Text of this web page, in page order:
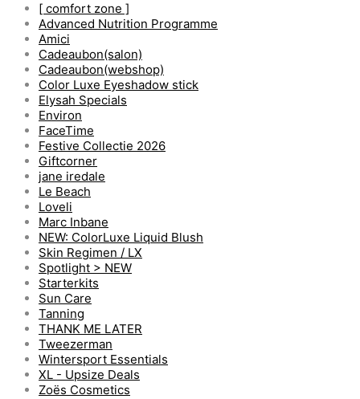
[ comfort zone ]
Advanced Nutrition Programme
Amici
Cadeaubon(salon)
Cadeaubon(webshop)
Color Luxe Eyeshadow stick
Elysah Specials
Environ
FaceTime
Festive Collectie 2026
Giftcorner
jane iredale
Le Beach
Loveli
Marc Inbane
NEW: ColorLuxe Liquid Blush
Skin Regimen / LX
Spotlight > NEW
Starterkits
Sun Care
Tanning
THANK ME LATER
Tweezerman
Wintersport Essentials
XL - Upsize Deals
Zoës Cosmetics